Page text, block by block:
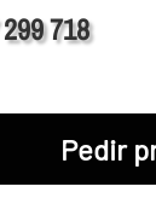
718
Pedir